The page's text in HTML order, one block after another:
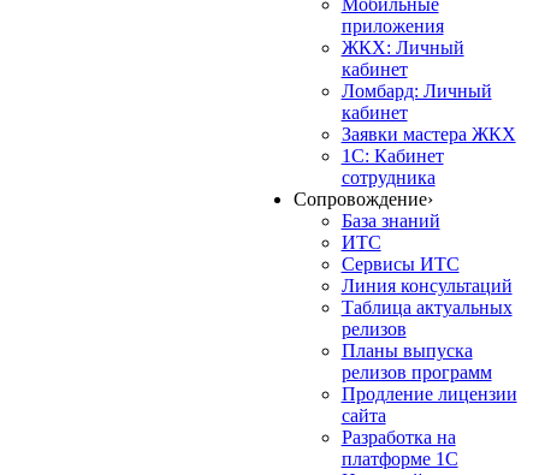
приложения
ЖКХ: Личный
кабинет
Ломбард: Личный
кабинет
Заявки мастера ЖКХ
1С: Кабинет
сотрудника
Сопровождение›
База знаний
ИТС
Сервисы ИТС
Линия консультаций
Таблица актуальных
релизов
Планы выпуска
релизов программ
Продление лицензии
сайта
Разработка на
платформе 1С